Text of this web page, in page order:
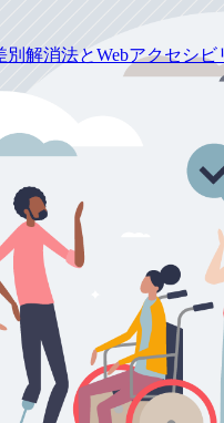
別解消法とWebアクセシビ